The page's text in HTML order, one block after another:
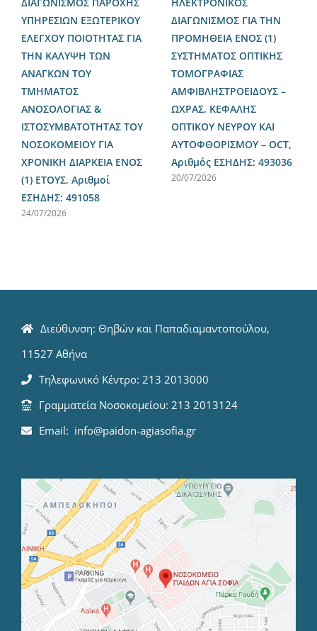
ΥΠΗΡΕΣΙΩΝ ΕΞΩΤΕΡΙΚΟΥ
ΕΛΕΓΧΟΥ ΠΟΙΟΤΗΤΑΣ ΓΙΑ
ΤΗΝ ΚΑΛΥΨΗ ΤΩΝ
ΑΝΑΓΚΩΝ ΤΟΥ
ΤΜΗΜΑΤΟΣ
ΑΝΟΣΟΛΟΓΙΑΣ &
ΙΣΤΟΣΥΜΒΑΤΟΤΗΤΑΣ ΤΟΥ
ΝΟΣΟΚΟΜΕΙΟΥ ΓΙΑ
ΧΡΟΝΙΚΗ ΔΙΑΡΚΕΙΑ ΕΝΟΣ
(1) ΕΤΟΥΣ, Αριθμοί
ΕΣΗΔΗΣ: 491058
24/07/2026
ΔΙΑΓΩΝΙΣΜΟΣ ΓΙΑ ΤΗΝ
ΠΡΟΜΗΘΕΙΑ ΕΝΟΣ (1)
ΣΥΣΤΗΜΑΤΟΣ ΟΠΤΙΚΗΣ
ΤΟΜΟΓΡΑΦΙΑΣ
ΑΜΦΙΒΛΗΣΤΡΟΕΙΔΟΥΣ –
ΩΧΡΑΣ, ΚΕΦΑΛΗΣ
ΟΠΤΙΚΟΥ ΝΕΥΡΟΥ ΚΑΙ
ΑΥΤΟΦΘΟΡΙΣΜΟΥ – OCT,
Αριθμός ΕΣΗΔΗΣ: 493036
20/07/2026
Διεύθυνση: Θηβών και Παπαδιαμαντοπούλου,
11527 Αθήνα
Τηλεφωνικό Κέντρο: 213 2013000
Γραμματεία Νοσοκομείου: 213 2013124
Email: info@paidon-agiasofia.gr